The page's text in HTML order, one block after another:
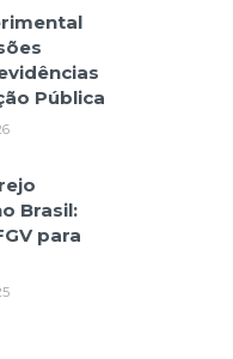
Pública
Brasil:
para